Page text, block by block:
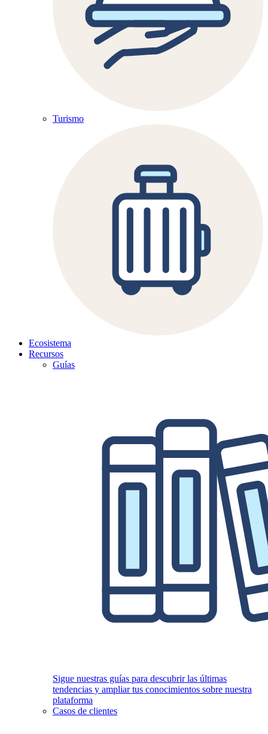
Turismo
Ecosistema
Recursos
Guías
Sigue nuestras guías para descubrir las últimas
tendencias y ampliar tus conocimientos sobre nuestra
plataforma
Casos de clientes